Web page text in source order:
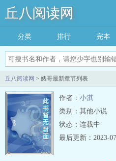
丘八阅读网
分类 排行 完本
丘八阅读网 > 婊哥最新章节列表
作者： 小淇
类别：其他小说
状态：连载中
最后更新：2023-